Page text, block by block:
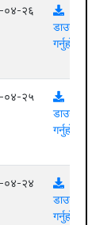
०४-२६
डाउनलोड
गर्नुहोस्
०४-२५
डाउनलोड
गर्नुहोस्
०४-२४
डाउनलोड
गर्नुहोस्